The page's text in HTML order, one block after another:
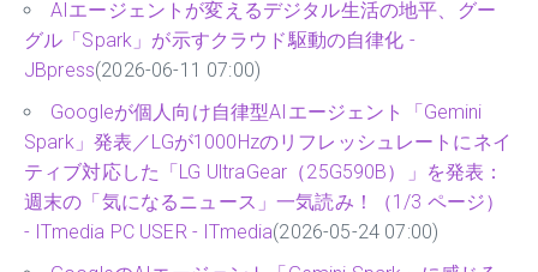
AIエージェントが変えるデジタル生活の地平、グー
グル「Spark」が示すクラウド駆動の自律化 -
JBpress(2026-06-11 07:00)
Googleが個人向け自律型AIエージェント「Gemini
Spark」発表／LGが1000Hzのリフレッシュレートにネイ
ティブ対応した「LG UltraGear（25G590B）」を発表：
週末の「気になるニュース」一気読み！（1/3 ページ）
- ITmedia PC USER - ITmedia(2026-05-24 07:00)